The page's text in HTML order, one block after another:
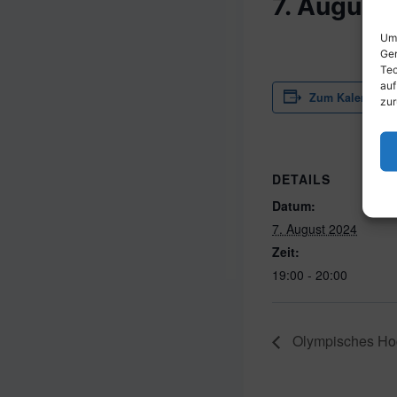
7. August
Zum Kalender
DETAILS
Datum:
7. August 2024
Zeit:
19:00 - 20:00
Olympisches